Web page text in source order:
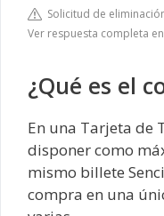
Solicitud de
Ver respuesta completa
¿Qué es el
En una Tarjeta de
disponer como
mismo billete
compra en una